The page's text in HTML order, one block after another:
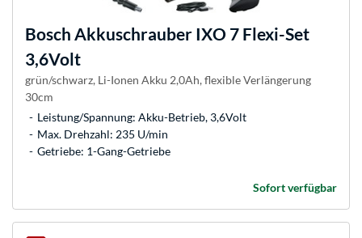
Bosch Akkuschrauber IXO 7 Flexi-Set
3,6Volt
grün/schwarz, Li-Ionen Akku 2,0Ah, flexible Verlängerung
30cm
Leistung/Spannung: Akku-Betrieb, 3,6Volt
Max. Drehzahl: 235 U/min
Getriebe: 1-Gang-Getriebe
Sofort verfügbar